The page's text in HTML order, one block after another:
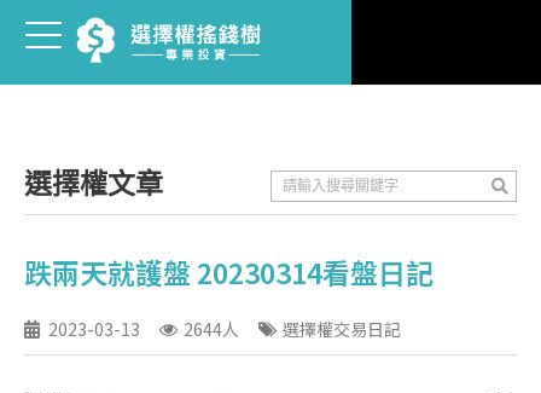
選擇權文章
跌兩天就護盤 20230314看盤日記
2023-03-13 2644人 選擇權交易日記